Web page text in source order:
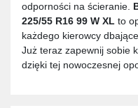
odporności na ścieranie.
225/55 R16 99 W XL to
każdego kierowcy
Już teraz zapewnij sobie
dzięki tej nowoczesnej